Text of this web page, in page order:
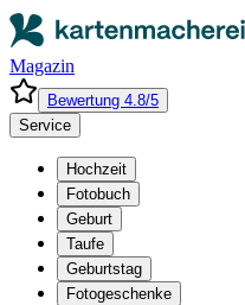
Magazin
Bewertung 4.8/5
Service
Hochzeit
Fotobuch
Geburt
Taufe
Geburtstag
Fotogeschenke